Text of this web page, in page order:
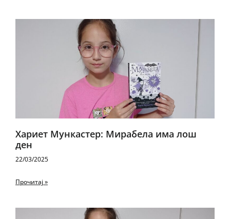
Хариет Мункастер: Мирабела има лош
ден
22/03/2025
Прочитај »